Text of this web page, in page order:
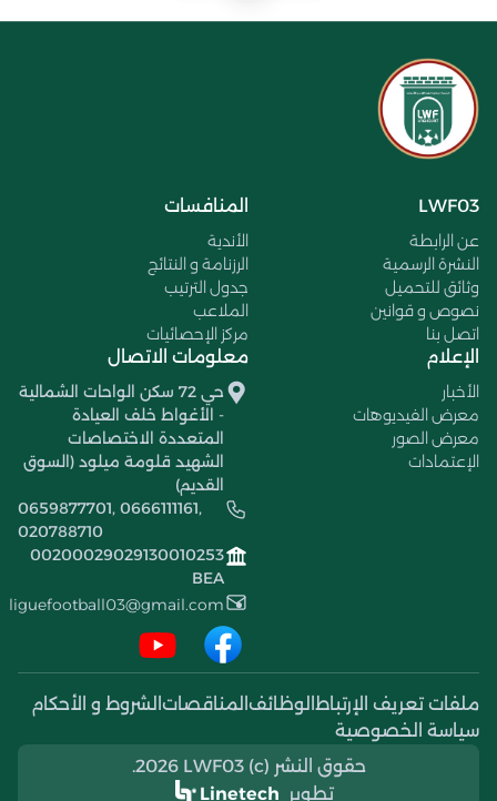
LWF03
عن الرابطة
النشرة الرسمية
وثائق للتحميل
نصوص و قوانين
اتصل بنا
المنافسات
الأندية
الرزنامة و النتائج
جدول الترتيب
الملاعب
مركز الإحصائيات
الإعلام
الأخبار
معرض الفيديوهات
معرض الصور
الإعتمادات
معلومات الاتصال
حي 72 سكن الواحات الشمالية
- الأغواط خلف العيادة
المتعددة الاختصاصات
الشهيد قلومة ميلود (السوق
القديم)
0659877701, 0666111161,
020788710
00200029029130010253
BEA
liguefootball03@gmail.com
ملفات تعريف الإرتباط الوظائف المناقصات الشروط و الأحكام
سياسة الخصوصية
حقوق النشر (c) 2026 LWF03.
تطوير Linetech